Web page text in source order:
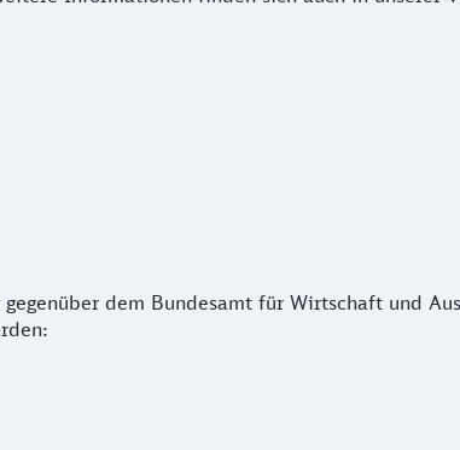
dem Bundesamt für Wirtschaft und